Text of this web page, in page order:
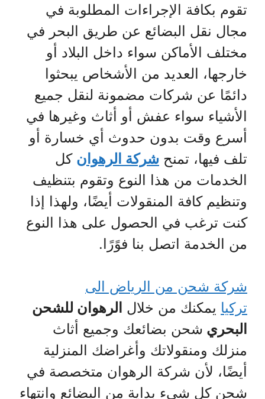
تقوم بكافة الإجراءات المطلوبة في
مجال نقل البضائع عن طريق البحر في
مختلف الأماكن سواء داخل البلاد أو
خارجها، العديد من الأشخاص يبحثوا
دائمًا عن شركات مضمونة لنقل جميع
الأشياء سواء عفش أو أثاث وغيرها في
أسرع وقت بدون حدوث أي خسارة أو
تلف فيها، تمنح شركة الرهوان كل
الخدمات من هذا النوع وتقوم بتنظيف
وتنظيم كافة المنقولات أيضًا، ولهذا إذا
كنت ترغب في الحصول على هذا النوع
من الخدمة اتصل بنا فوًرًا.
شركة شحن من الرياض الى
تركيا يمكنك من خلال الرهوان للشحن
البحري شحن بضائعك وجميع أثاث
منزلك ومنقولاتك وأغراضك المنزلية
أيضًا، لأن شركة الرهوان متخصصة في
شحن كل شيء بداية من البضائع وانتهاء